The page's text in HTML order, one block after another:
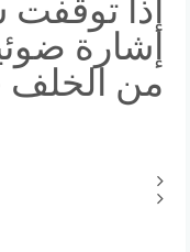
إذا
إشارة
من الخلف